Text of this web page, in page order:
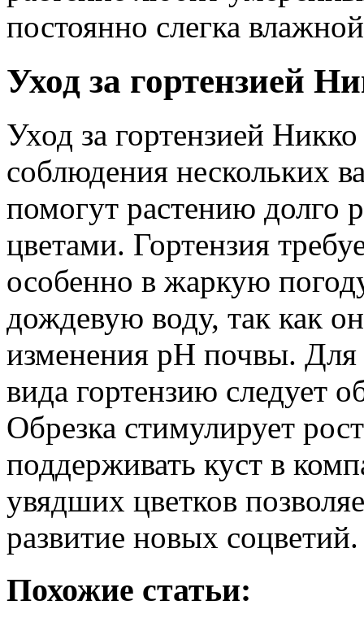
постоянно слегка
Уход за гортензией
Уход за гортензией
соблюдения нескольких
помогут растению долго
цветами. Гортензия
особенно в жаркую
дождевую воду, так как
изменения pH почвы. Для
вида гортензию следует
Обрезка стимулирует
поддерживать куст в
увядших цветков
развитие новых соцветий.
Похожие статьи: